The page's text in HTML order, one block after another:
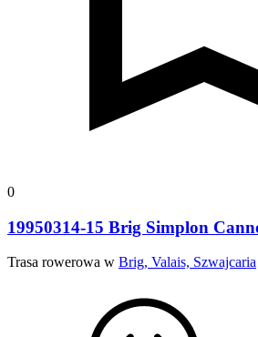
0
19950314-15 Brig Simplon
Trasa rowerowa w Brig, Valais, Szwajcaria